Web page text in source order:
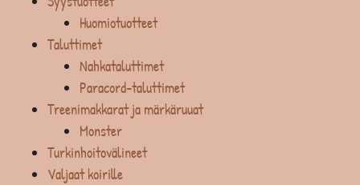
Huomiotuotteet
Taluttimet
Nahkataluttimet
Paracord-taluttimet
Treenimakkarat ja märkäruuat
Monster
Turkinhoitovälineet
Valjaat koirille